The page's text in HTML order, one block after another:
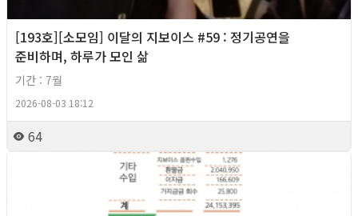
[193호][소모임] 이달의 지보이스 #59 : 정기공연을
준비하며, 하루가 모인 삶
기간 : 7월
2026-08-03 18:12
64